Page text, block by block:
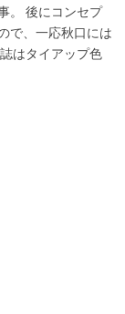
。 後にコンセプ
で、一応秋口には
はタイアップ色